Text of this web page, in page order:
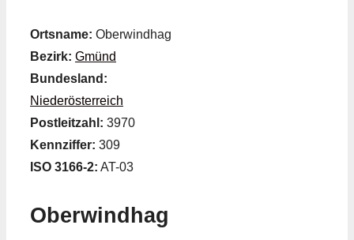
Ortsname: Oberwindhag
Bezirk: Gmünd
Bundesland:
Niederösterreich
Postleitzahl: 3970
Kennziffer: 309
ISO 3166-2: AT-03
Oberwindhag